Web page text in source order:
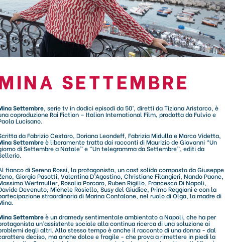
SETTEMBRE
Settembre, serie tv in dodici episodi da 50’, diretti da Tiziana Aristarco, è
coproduzione Rai Fiction – Italian International Film, prodotta da Fulvio e
Lucisano.
da Fabrizio Cestaro, Doriana Leondeff, Fabrizia Midulla e Marco Videtta,
Settembreè liberamente tratta dai racconti di Maurizio de Giovanni “Un
di Settembre a Natale” e “Un telegramma da Settembre”, editi da
fianco di Serena Rossi, la protagonista, un cast solido composto da Giuseppe
Giorgio Pasotti, Valentina D’Agostino, Christiane Filangieri, Nando Paone,
Wertmuller, Rosalia Porcaro, Ruben Rigillo, Francesco Di Napoli,
Devenuto, Michele Rosiello, Susy del Giudice, Primo Reggiani e con la
straordinaria di Marina Confalone, nel ruolo di Olga, la madre di
Settembreè un dramedy sentimentale ambientato a Napoli, che ha per
un’assistente sociale alla continua ricerca di una soluzione ai
degli altri. Allo stesso tempo è anche il racconto di una donna - dal
deciso, ma anche dolce e fragile - che prova a rimettere in piedi la